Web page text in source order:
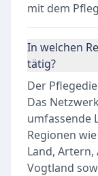
mit dem
In welchen
tätig?
Der
Das
umfassende
Regionen
Land,
Vogtland